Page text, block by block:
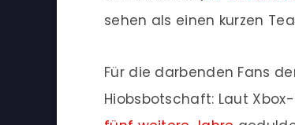
sehen als einen kurzen
Für die darbenden Fans
Hiobsbotschaft: Laut